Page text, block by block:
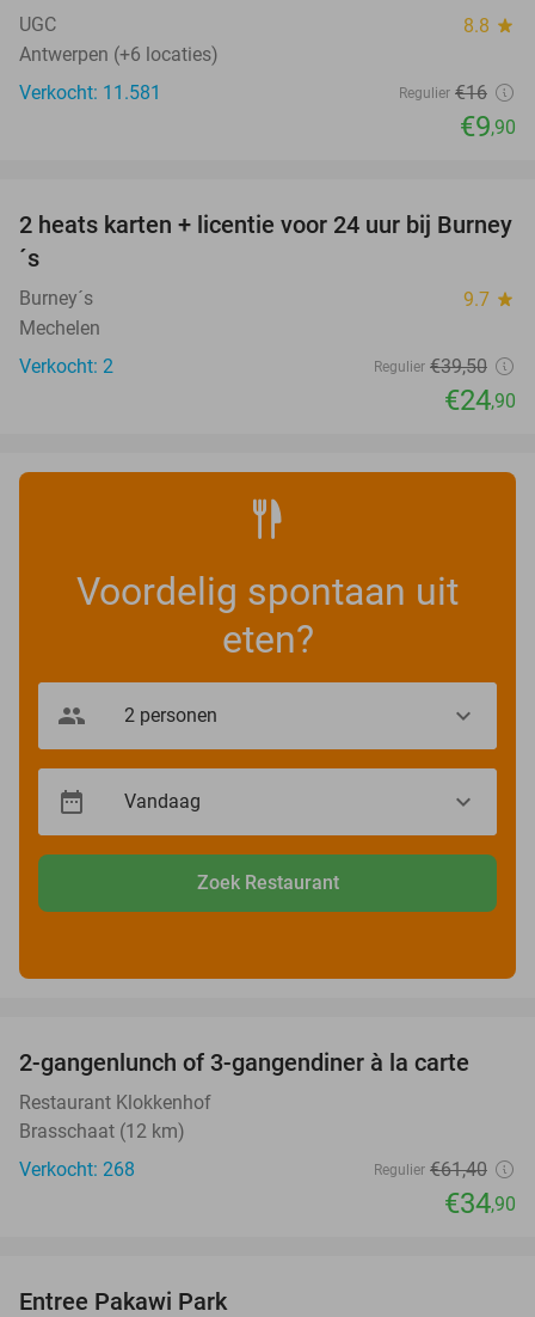
UGC 8.8 star
Antwerpen (+6 locaties)
Verkocht: 11.581
Regulier €16
€9,90
37%
2 heats karten + licentie voor 24 uur bij Burney
´s
Burney´s 9.7 star
Mechelen
Verkocht: 2
Regulier €39,50
€24,90
Voordelig spontaan uit
eten?
Zoek Restaurant
43%
2-gangenlunch of 3-gangendiner à la carte
Restaurant Klokkenhof
Brasschaat (12 km)
Verkocht: 268
Regulier €61,40
€34,90
Entree Pakawi Park